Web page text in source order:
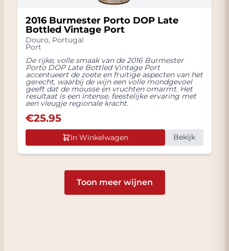
2016 Burmester Porto DOP Late
Bottled Vintage Port
Douro, Portugal
Port
De rijke, volle smaak van de 2016 Burmester
Porto DOP Late Bottled Vintage Port
accentueert de zoete en fruitige aspecten van het
gerecht, waarbij de wijn een volle mondgevoel
geeft dat de mousse en vruchten omarmt. Het
resultaat is een intense, feestelijke ervaring met
een vleugje regionale kracht.
€25.95
In Winkelwagen Bekijk
Toon meer wijnen